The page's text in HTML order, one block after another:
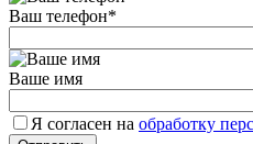
Ваш телефон*
Ваше имя
Я согласен на обработку